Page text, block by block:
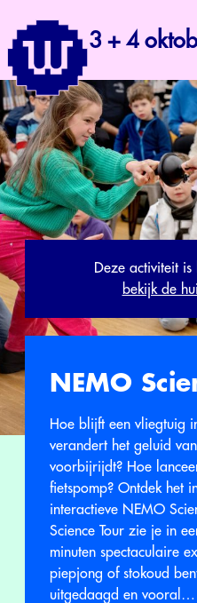
3 + 4
Deze activiteit
bekijk de
NEMO
Hoe blijft een vliegtuig
verandert het geluid
voorbijrijdt? Hoe
fietspomp? Ontdek het
interactieve NEMO
Science Tour zie je in
minuten spectaculaire
piepjong of stokoud
uitgedaagd en